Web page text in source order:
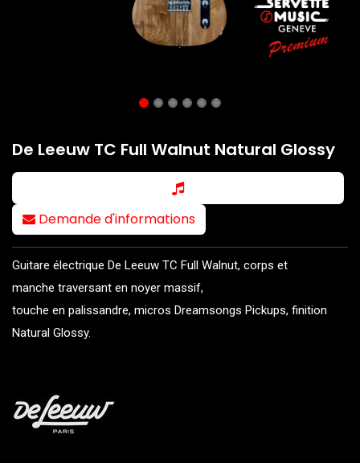
De Leeuw TC Full Walnut Natural Glossy
Demande d'informations
Guitare électrique De Leeuw TC Full Walnut, corps et
manche traversant en noyer massif,
touche en palissandre, micros Dreamsongs Pickups, finition
Natural Glossy.